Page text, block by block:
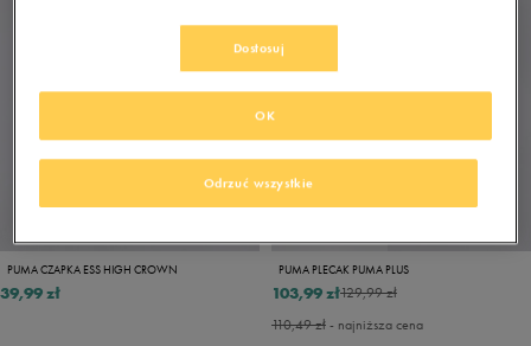
PUMA CZAPKA ESS HIGH CROWN
39,99 zł
PUMA PLECAK PUMA PLUS
129,99 zł
103,99 zł
110,49 zł- najniższa cena
Dostosuj
Odrzuć wszystkie
OK